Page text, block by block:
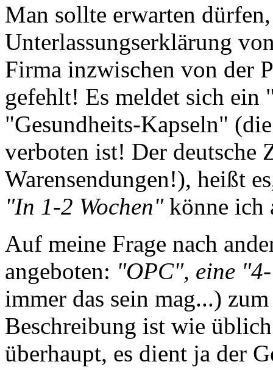
Man sollte erwarten
Unterlassungserklärung
Firma inzwischen von der
gefehlt! Es meldet sich ein
"Gesundheits-Kapseln"
verboten ist! Der deutsche
Warensendungen!), heißt
"In 1-2 Wochen"könne ich
Auf meine Frage nach
angeboten: "OPC", eine
immer das sein mag...)
Beschreibung ist wie
überhaupt, es dient ja der